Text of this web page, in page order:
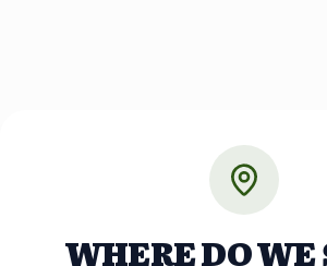
WHERE DO WE